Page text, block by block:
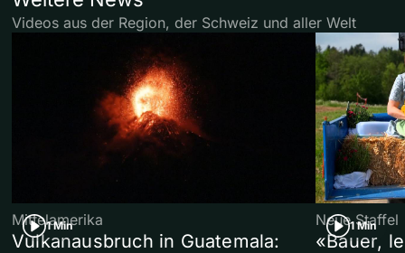
Videos aus der Region, der Schweiz und aller Welt
1 Min
Mittelamerika
Vulkanausbruch in Guatemala:
1 Min
Neue Staffel
«Bauer,